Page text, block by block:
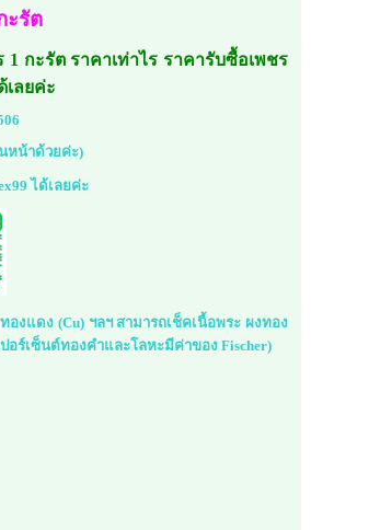
ะรัต
กะรัต ราคาเท่าไร ราคารับซื้อเพชร
เลยค่ะ
หน้าด้วยค่ะ)
ได้เลยค่ะ
องแดง (Cu) ฯลฯ สามารถเช็คเนื้อพระ ผงทอง
อร์เซ็นต์ทองคำและโลหะมีค่าของ Fischer)